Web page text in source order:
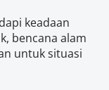
keadaan
bencana alam
untuk situasi